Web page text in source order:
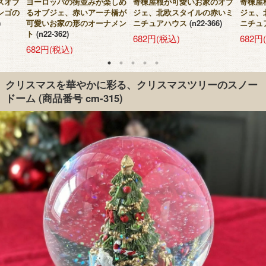
ゴの
るオブジェ、赤いアーチ橋が
可愛いお家の形のオーナメン
ト (n22-362)
682円(税込)
ジェ、北欧スタイルの赤いミ
ニチュアハウス (n22-366)
682円(税込)
ジェ、
ニチュ
682円
クリスマスを華やかに彩る、クリスマスツリーのスノー
ドーム(商品番号 cm-315)